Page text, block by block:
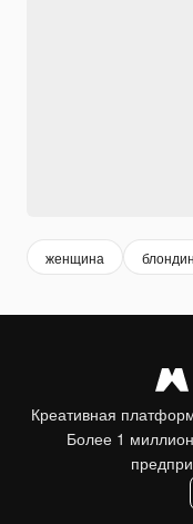
женщина
Креативная
Более 1